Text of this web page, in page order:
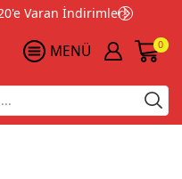
Varan İndirimler!
MENÜ 0